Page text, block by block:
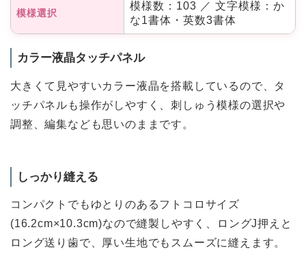
模様選択
模様数：103 ／ 文字模様：か
な1書体・英数3書体
カラー液晶タッチパネル
大きくて見やすいカラー液晶を搭載しているので、タ
ッチパネルも操作がしやすく、刺しゅう模様の選択や
調整、編集なども思いのままです。
しっかり縫える
コンパクトでもゆとりのあるフトコロサイズ
(16.2cm×10.3cm)なので縫製しやすく、ロングJ押えと
ロング送り歯で、厚い生地でもスムーズに縫えます。